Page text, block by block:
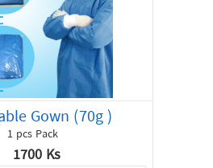
Gown (70g )
1 pcs Pack
1700 Ks